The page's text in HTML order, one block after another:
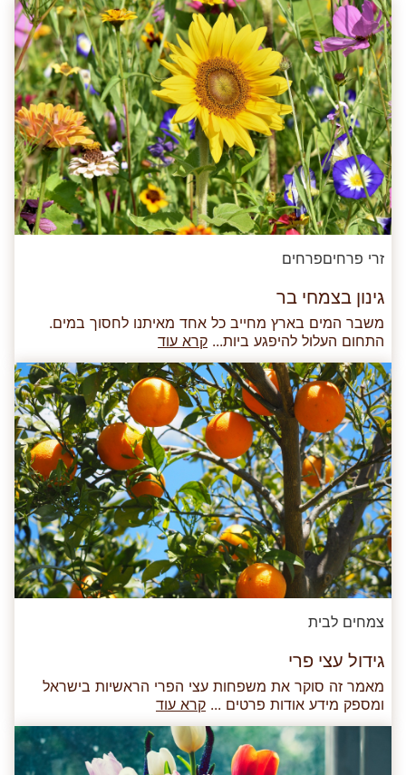
זרי פרחיםפרחים
גינון בצמחי בר
משבר המים בארץ מחייב כל אחד מאיתנו לחסוך במים.
התחום העלול להיפגע ביות... קרא עוד
צמחים לבית
גידול עצי פרי
מאמר זה סוקר את משפחות עצי הפרי הראשיות בישראל
ומספק מידע אודות פרטים ... קרא עוד